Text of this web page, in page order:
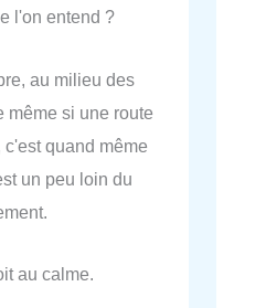
l'on entend ?
au milieu des
même si une route
quand même
un peu loin du
au calme.